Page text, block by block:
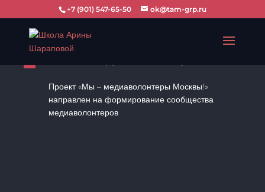
+7 (901) 547-65-50 ok@tam-grp.ru
Проект «Мы – медиаволонтеры Москвы!»
направлен на формирование сообщества
медиаволонтеров